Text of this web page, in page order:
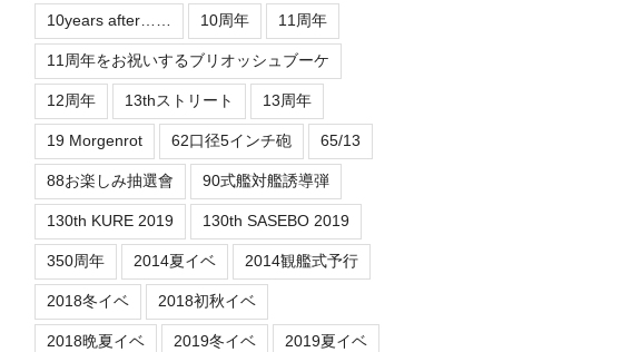
10years after…… 10周年 11周年
11周年をお祝いするブリオッシュブーケ
12周年 13thストリート 13周年
19 Morgenrot 62口径5インチ砲 65/13
88お楽しみ抽選會 90式艦対艦誘導弾
130th KURE 2019 130th SASEBO 2019
350周年 2014夏イベ 2014観艦式予行
2018冬イベ 2018初秋イベ
2018晩夏イベ 2019冬イベ 2019夏イベ